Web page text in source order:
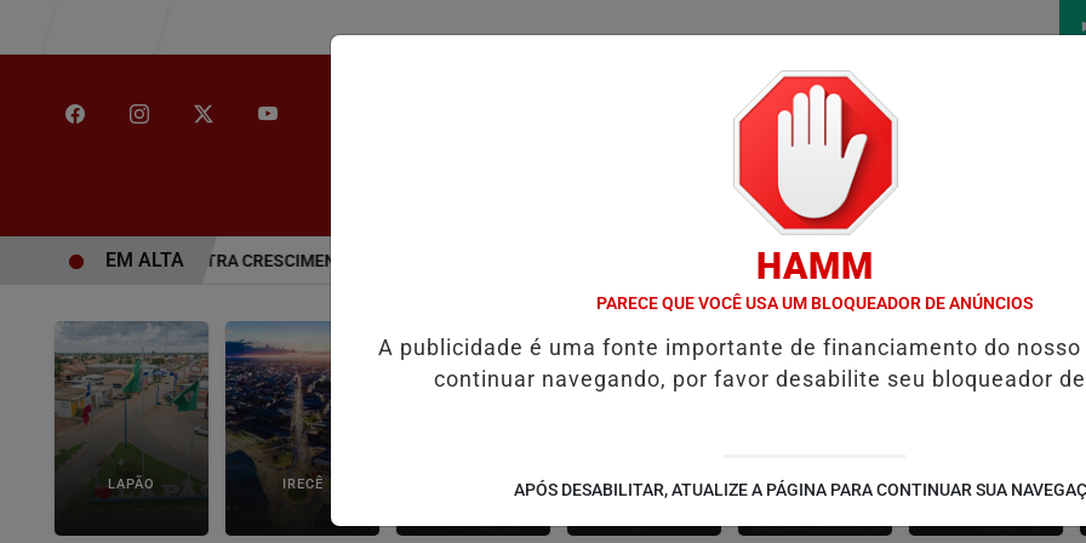
CONCURSOS
E REGISTRA CRESCIMENTO NOS INDICADORES DE APRENDIZAGEM AUMENTO DA DÍVIDA PÚBLICA É IMPULSIONADO PELOS
EM ALTA
LAPÃO IRECÊ JOÃO DOURADO CANARANA AMÉRICA DOURADA JUSSARA
HAMM
PARECE QUE VOCÊ USA UM BLOQUEADOR DE ANÚNCIOS
A publicidade é uma fonte importante de financiamento do nosso
continuar navegando, por favor desabilite seu bloqueador
APÓS DESABILITAR, ATUALIZE A PÁGINA PARA CONTINUAR SUA